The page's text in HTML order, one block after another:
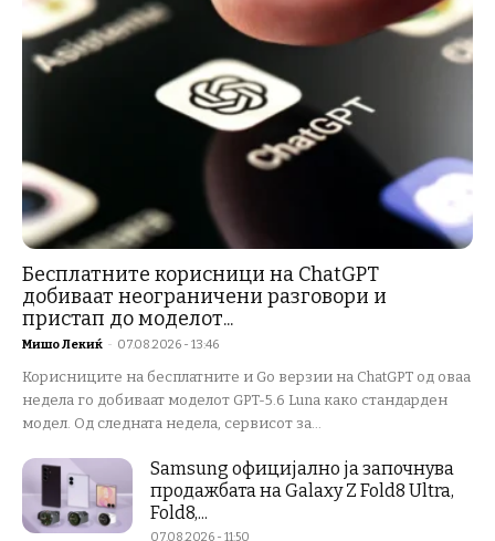
Бесплатните корисници на ChatGPT
добиваат неограничени разговори и
пристап до моделот...
Мишо Лекиќ - 07.08.2026 - 13:46
Корисниците на бесплатните и Go верзии на ChatGPT од оваа
недела го добиваат моделот GPT-5.6 Luna како стандарден
модел. Од следната недела, сервисот за...
Samsung официјално ја започнува
продажбата на Galaxy Z Fold8 Ultra,
Fold8,...
07.08.2026 - 11:50